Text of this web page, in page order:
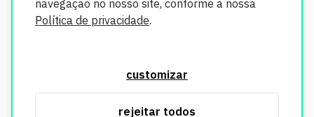
navegação no nosso site, conforme a nossa
Política de privacidade.
customizar
rejeitar todos
segurança. Todos os dados coletados em nosso site são
utilizados exclusivamente para fins de aprimoramento de
informações, consulte nossa Política de Privacidade.